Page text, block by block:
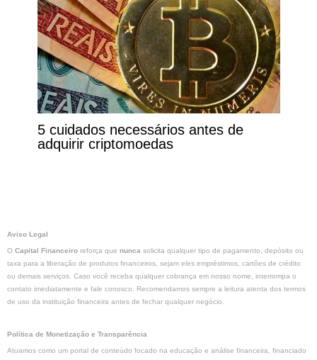
5 cuidados necessários antes de
adquirir criptomoedas
Aviso Legal
O Capital Financeiro reforça que nunca solicita qualquer tipo de pagamento, depósito ou
taxa para a liberação de produtos financeiros, sejam eles empréstimos, cartões de crédito
ou demais serviços. Caso você receba qualquer cobrança em nosso nome, interrompa o
contato imediatamente e fale conosco. Recomendamos sempre a leitura atenta dos termos
de uso da instituição financeira antes de fechar qualquer negócio.
Política de Monetização e Transparência
Atuamos como um portal de conteúdo focado na educação e análise financeira, financiado